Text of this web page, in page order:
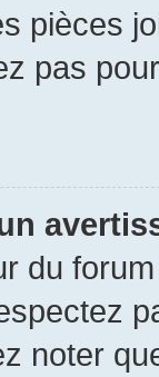
pièces
pas
du
noter